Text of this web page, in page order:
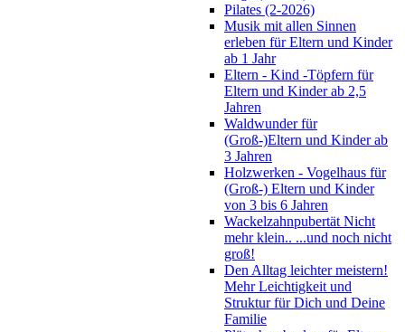
Pilates (2-2026)
Musik mit allen Sinnen
erleben für Eltern und Kinder
ab 1 Jahr
Eltern - Kind -Töpfern für
Eltern und Kinder ab 2,5
Jahren
Waldwunder für
(Groß-)Eltern und Kinder ab
3 Jahren
Holzwerken - Vogelhaus für
(Groß-) Eltern und Kinder
von 3 bis 6 Jahren
Wackelzahnpubertät Nicht
mehr klein.. ...und noch nicht
groß!
Den Alltag leichter meistern!
Mehr Leichtigkeit und
Struktur für Dich und Deine
Familie